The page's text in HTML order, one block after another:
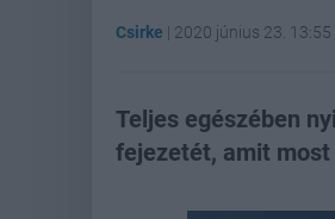
Csirke | 2020 június 23. 13:55
Teljes egészében
fejezetét, amit